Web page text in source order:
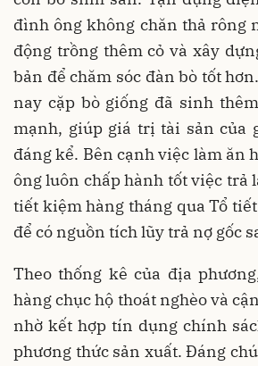
đình ông không chăn thả rông
động trồng thêm cỏ và xây
bản để chăm sóc đàn bò tốt
nay cặp bò giống đã sinh
mạnh, giúp giá trị tài sản của
đáng kể. Bên cạnh việc làm ăn
ông luôn chấp hành tốt việc trả
tiết kiệm hàng tháng qua Tổ
để có nguồn tích lũy trả nợ gốc
Theo thống kê của địa
hàng chục hộ thoát nghèo và
nhờ kết hợp tín dụng chính
phương thức sản xuất. Đáng